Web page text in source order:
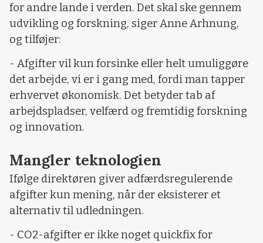
for andre lande i verden. Det skal ske gennem
udvikling og forskning, siger Anne Arhnung,
og tilføjer:
- Afgifter vil kun forsinke eller helt umuliggøre
det arbejde, vi er i gang med, fordi man tapper
erhvervet økonomisk. Det betyder tab af
arbejdspladser, velfærd og fremtidig forskning
og innovation.
Mangler teknologien
Ifølge direktøren giver adfærdsregulerende
afgifter kun mening, når der eksisterer et
alternativ til udledningen.
- CO2-afgifter er ikke noget quickfix for